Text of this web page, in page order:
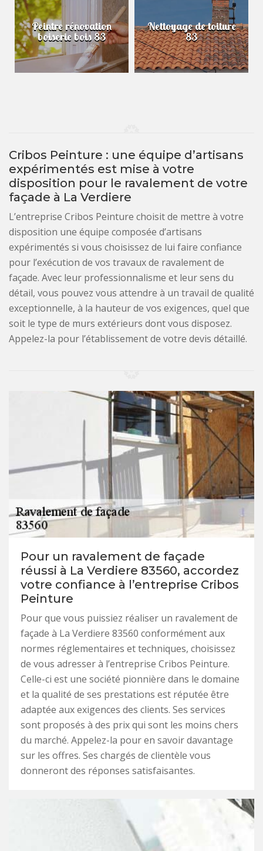
Peintre rénovation
boiserie bois 83
Nettoyage de toiture
83
Cribos Peinture : une équipe d’artisans
expérimentés est mise à votre
disposition pour le ravalement de votre
façade à La Verdiere
L’entreprise Cribos Peinture choisit de mettre à votre
disposition une équipe composée d’artisans
expérimentés si vous choisissez de lui faire confiance
pour l’exécution de vos travaux de ravalement de
façade. Avec leur professionnalisme et leur sens du
détail, vous pouvez vous attendre à un travail de qualité
exceptionnelle, à la hauteur de vos exigences, quel que
soit le type de murs extérieurs dont vous disposez.
Appelez-la pour l’établissement de votre devis détaillé.
Pour un ravalement de façade
réussi à La Verdiere 83560, accordez
votre confiance à l’entreprise Cribos
Peinture
Pour que vous puissiez réaliser un ravalement de
façade à La Verdiere 83560 conformément aux
normes réglementaires et techniques, choisissez
de vous adresser à l’entreprise Cribos Peinture.
Celle-ci est une société pionnière dans le domaine
et la qualité de ses prestations est réputée être
adaptée aux exigences des clients. Ses services
sont proposés à des prix qui sont les moins chers
du marché. Appelez-la pour en savoir davantage
sur les offres. Ses chargés de clientèle vous
donneront des réponses satisfaisantes.